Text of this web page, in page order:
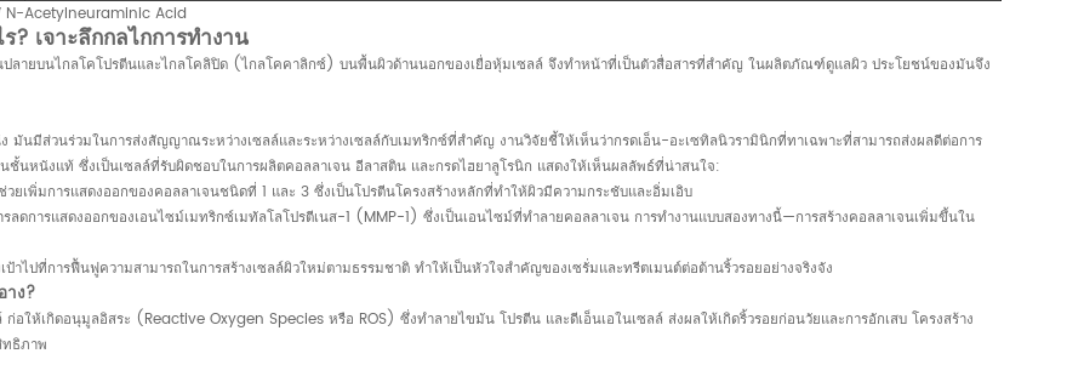
N-Acetylneuraminic Acid
? เจาะลึกกลไกการทำงาน
ลายบนไกลโคโปรตีนและไกลโคลิปิด (ไกลโคคาลิกซ์) บนพื้นผิวด้านนอกของเยื่อหุ้มเซลล์ จึงทำหน้าที่เป็นตัวสื่อสารที่สำคัญ ในผลิตภัณฑ์ดูแลผิว ประโยชน์ของมันจึง
นมีส่วนร่วมในการส่งสัญญาณระหว่างเซลล์และระหว่างเซลล์กับเมทริกซ์ที่สำคัญ งานวิจัยชี้ให้เห็นว่ากรดเอ็น-อะเซทิลนิวรามินิกที่ทาเฉพาะที่สามารถส่งผลดีต่อการ
ชั้นหนังแท้ ซึ่งเป็นเซลล์ที่รับผิดชอบในการผลิตคอลลาเจน อีลาสติน และกรดไฮยาลูโรนิก แสดงให้เห็นผลลัพธ์ที่น่าสนใจ:
วยเพิ่มการแสดงออกของคอลลาเจนชนิดที่ 1 และ 3 ซึ่งเป็นโปรตีนโครงสร้างหลักที่ทำให้ผิวมีความกระชับและอิ่มเอิบ
ดการแสดงออกของเอนไซม์เมทริกซ์เมทัลโลโปรตีเนส-1 (MMP-1) ซึ่งเป็นเอนไซม์ที่ทำลายคอลลาเจน การทำงานแบบสองทางนี้—การสร้างคอลลาเจนเพิ่มขึ้นใน
าไปที่การฟื้นฟูความสามารถในการสร้างเซลล์ผิวใหม่ตามธรรมชาติ ทำให้เป็นหัวใจสำคัญของเซรั่มและทรีตเมนต์ต่อต้านริ้วรอยอย่างจริงจัง
าง?
อให้เกิดอนุมูลอิสระ (Reactive Oxygen Species หรือ ROS) ซึ่งทำลายไขมัน โปรตีน และดีเอ็นเอในเซลล์ ส่งผลให้เกิดริ้วรอยก่อนวัยและการอักเสบ โครงสร้าง
ทธิภาพ